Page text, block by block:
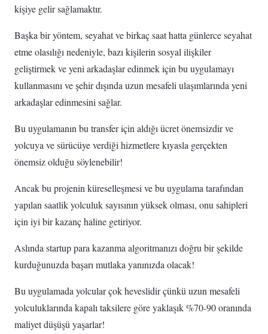
kişiye gelir sağlamaktır.
Başka bir yöntem, seyahat ve birkaç saat hatta günlerce seyahat
etme olasılığı nedeniyle, bazı kişilerin sosyal ilişkiler
geliştirmek ve yeni arkadaşlar edinmek için bu uygulamayı
kullanmasını ve şehir dışında uzun mesafeli ulaşımlarında yeni
arkadaşlar edinmesini sağlar.
Bu uygulamanın bu transfer için aldığı ücret önemsizdir ve
yolcuya ve sürücüye verdiği hizmetlere kıyasla gerçekten
önemsiz olduğu söylenebilir!
Ancak bu projenin küreselleşmesi ve bu uygulama tarafından
yapılan saatlik yolculuk sayısının yüksek olması, onu sahipleri
için iyi bir kazanç haline getiriyor.
Aslında startup para kazanma algoritmanızı doğru bir şekilde
kurduğunuzda başarı mutlaka yanınızda olacak!
Bu uygulamada yolcular çok heveslidir çünkü uzun mesafeli
yolculuklarında kapalı taksilere göre yaklaşık %70-90 oranında
maliyet düşüşü yaşarlar!